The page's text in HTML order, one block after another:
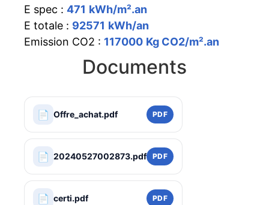
E spec : 471 kWh/m².an
E totale : 92571 kWh/an
Emission CO2 : 117000 Kg CO2/m².an
Documents
📄 Offre_achat.pdf PDF
📄 20240527002873.pdf PDF
📄 certi.pdf PDF